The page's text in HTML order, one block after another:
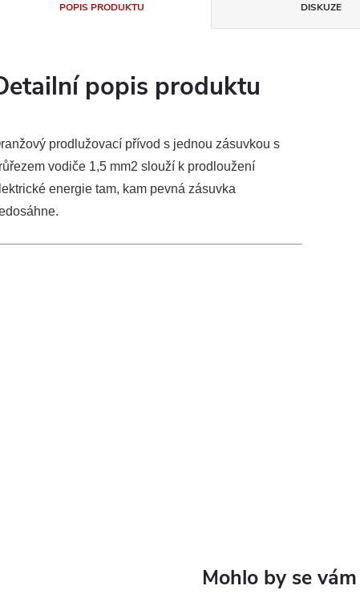
POPIS PRODUKTU DISKUZE
popis produktu
prodlužovací přívod s jednou zásuvkou s
vodiče 1,5 mm2 slouží k prodloužení
energie tam, kam pevná zásuvka